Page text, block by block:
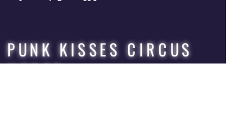
PUNK KISSES CIRCUS
HORSE